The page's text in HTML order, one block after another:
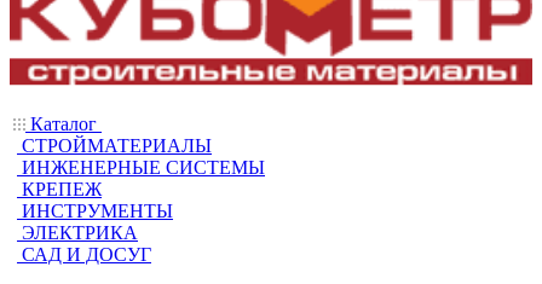
Каталог
СТРОЙМАТЕРИАЛЫ
ИНЖЕНЕРНЫЕ СИСТЕМЫ
КРЕПЕЖ
ИНСТРУМЕНТЫ
ЭЛЕКТРИКА
САД И ДОСУГ